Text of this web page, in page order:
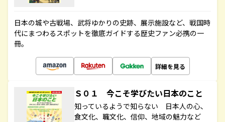
日本の城や古戦場、武将ゆかりの史跡、展示施設など、戦国時
代にまつわるスポットを徹底ガイドする歴史ファン必携の一
冊。
詳細を見る
Ｓ０１ 今こそ学びたい日本のこと
知っているようで知らない 日本人の心、
食文化、職文化、信仰、地域の魅力など